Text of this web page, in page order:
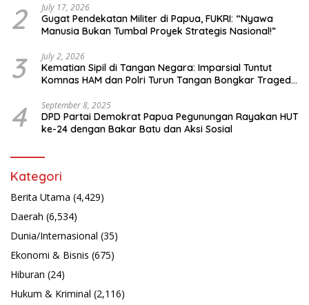
2 July 17, 2026
Gugat Pendekatan Militer di Papua, FUKRI: “Nyawa
Manusia Bukan Tumbal Proyek Strategis Nasional!”
3 July 2, 2026
Kematian Sipil di Tangan Negara: Imparsial Tuntut
Komnas HAM dan Polri Turun Tangan Bongkar Tragedi
4 September 8, 2025
DPD Partai Demokrat Papua Pegunungan Rayakan HUT
ke-24 dengan Bakar Batu dan Aksi Sosial
Kategori
Berita Utama (4,429)
Daerah (6,534)
Dunia/Internasional (35)
Ekonomi & Bisnis (675)
Hiburan (24)
Hukum & Kriminal (2,116)